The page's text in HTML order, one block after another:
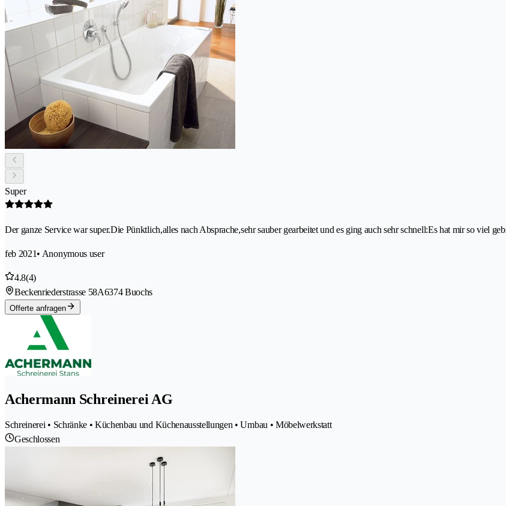
Super
Der ganze Service war super.Die Pünktlich,alles nach Absprache,sehr sauber gearbeitet und es ging auch sehr schnell:Es hat mir so viel
feb 2021• Anonymous user
4.8(4)
Beckenriederstrasse 58A6374 Buochs
Offerte anfragen
Achermann Schreinerei AG
Schreinerei • Schränke • Küchenbau und Küchenausstellungen • Umbau • Möbelwerkstatt
Geschlossen